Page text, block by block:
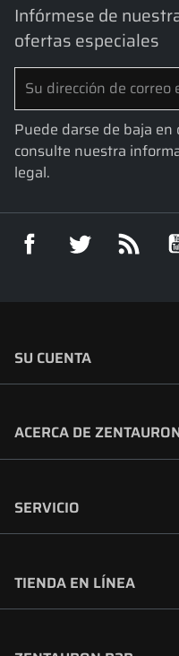
Infórmese de
ofertas especiales
Puede darse de baja
consulte nuestra
legal.
Facebook Twitter
SU CUENTA
ACERCA DE
SERVICIO
TIENDA EN LÍNEA